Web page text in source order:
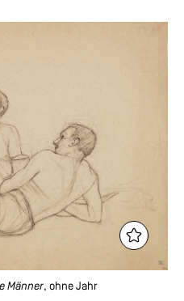
Männer, ohne Jahr